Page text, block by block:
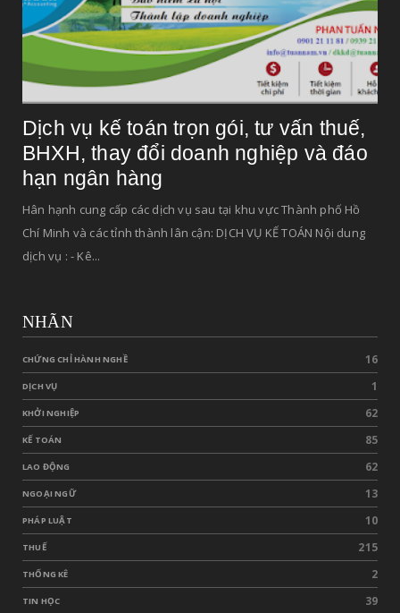
Dịch vụ kế toán trọn gói, tư vấn thuế,
BHXH, thay đổi doanh nghiệp và đáo
hạn ngân hàng
Hân hạnh cung cấp các dịch vụ sau tại khu vực Thành phố Hồ
Chí Minh và các tỉnh thành lân cận: DỊCH VỤ KẾ TOÁN Nội dung
dịch vụ : - Kê...
NHÃN
CHỨNG CHỈ HÀNH NGHỀ 16
DỊCH VỤ 1
KHỞI NGHIỆP 62
KẾ TOÁN 85
LAO ĐỘNG 62
NGOẠI NGỮ 13
PHÁP LUẬT 10
THUẾ 215
THỐNG KÊ 2
TIN HỌC 39